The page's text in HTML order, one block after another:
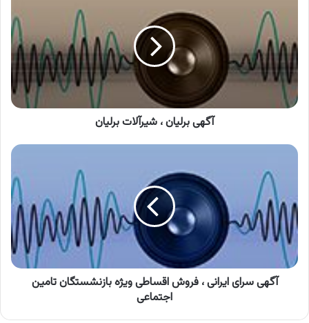
شیرآلات
برلیان
آگهی برلیان ، شیرآلات برلیان
آگهی
فروش
اقساطی
ویژه
بازنشستگان
تامین
اجتماعیآگهی سرای ایرانی ، فروش اقساطی ویژه بازنشستگان تامین
اجتماعی